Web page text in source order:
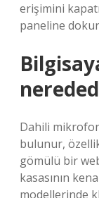
erişimini
paneline
Dahili
bulunur,
gömülü bir
kasasının
modellerinde